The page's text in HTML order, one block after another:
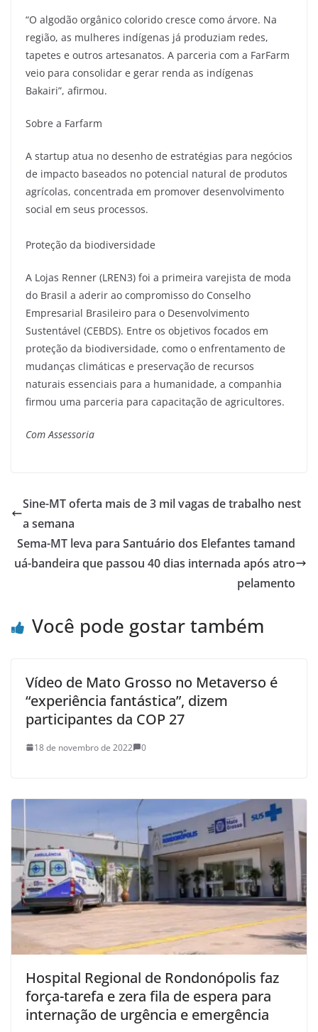
“O algodão orgânico colorido cresce como árvore. Na
região, as mulheres indígenas já produziam redes,
tapetes e outros artesanatos. A parceria com a FarFarm
veio para consolidar e gerar renda as indígenas
Bakairi”, afirmou.
Sobre a Farfarm
A startup atua no desenho de estratégias para negócios
de impacto baseados no potencial natural de produtos
agrícolas, concentrada em promover desenvolvimento
social em seus processos.
Proteção da biodiversidade
A Lojas Renner (LREN3) foi a primeira varejista de moda
do Brasil a aderir ao compromisso do Conselho
Empresarial Brasileiro para o Desenvolvimento
Sustentável (CEBDS). Entre os objetivos focados em
proteção da biodiversidade, como o enfrentamento de
mudanças climáticas e preservação de recursos
naturais essenciais para a humanidade, a companhia
firmou uma parceria para capacitação de agricultores.
Com Assessoria
Sine-MT oferta mais de 3 mil vagas de trabalho nest
a semana
Sema-MT leva para Santuário dos Elefantes tamand
uá-bandeira que passou 40 dias internada após atro
pelamento
Você pode gostar também
Vídeo de Mato Grosso no Metaverso é
“experiência fantástica”, dizem
participantes da COP 27
18 de novembro de 2022 0
Hospital Regional de Rondonópolis faz
força-tarefa e zera fila de espera para
internação de urgência e emergência